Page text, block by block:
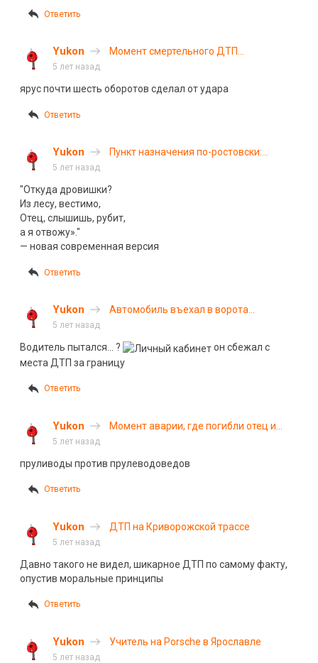
Ответить
Yukon
Момент смертельного ДТП
5 лет назад
ярус почти шесть оборотов сделал от удара
Ответить
Yukon
Пункт назначения по-ростовски:
5 лет назад
"Откуда дровишки?
Из лесу, вестимо,
Отец, слышишь, рубит,
а я отвожу»."
— новая современная версия
Ответить
Yukon
Автомобиль въехал в ворота
5 лет назад
Водитель пытался… ?
он сбежал с
места ДТП за границу
Ответить
Yukon
Момент аварии, где погибли отец и
5 лет назад
пруливоды против прулеводоведов
Ответить
Yukon ДТП на Криворожской трассе
5 лет назад
Давно такого не видел, шикарное ДТП по самому факту,
опустив моральные принципы
Ответить
Yukon Учитель на Porsche в Ярославле
5 лет назад